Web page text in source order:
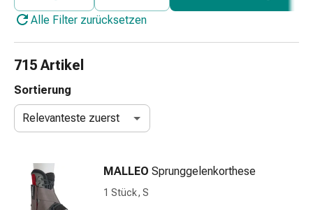
Bronchitis
Inhalationsgeräte
Schnupfen
Wund-
Elastische
Wundbinden
Alle Filter zurücksetzen
715 Artikel
Sortierung
Relevanteste zuerst
MALLEO Sprunggelenkorthese
1 Stück, S